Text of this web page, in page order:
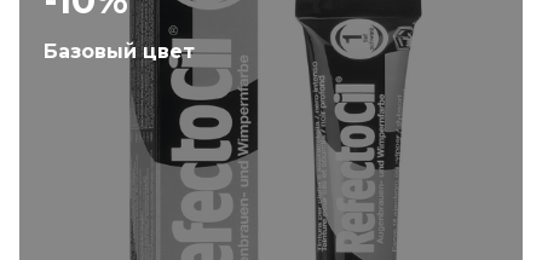
Базовый цвет